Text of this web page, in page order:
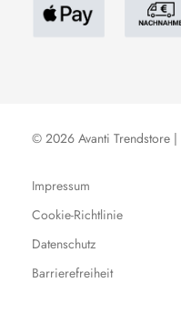
© 2026 Avanti Trendstore |
Impressum
Cookie-Richtlinie
Datenschutz
Barrierefreiheit